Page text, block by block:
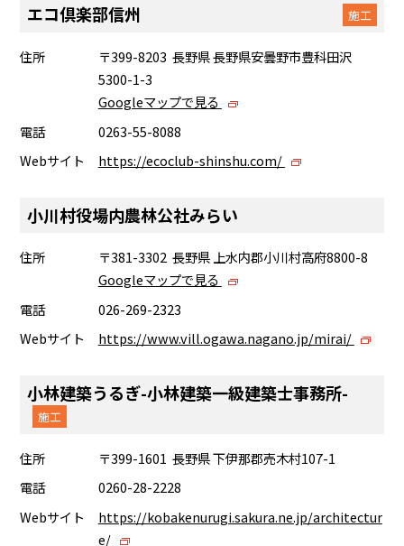
エコ倶楽部信州 施工
住所
〒399-8203 長野県 長野県安曇野市豊科田沢
5300-1-3
Googleマップで見る
電話
0263-55-8088
Webサイト
https://ecoclub-shinshu.com/
小川村役場内農林公社みらい
住所
〒381-3302 長野県 上水内郡小川村高府8800-8
Googleマップで見る
電話
026-269-2323
Webサイト
https://www.vill.ogawa.nagano.jp/mirai/
小林建築うるぎ-小林建築一級建築士事務所-
施工
住所
〒399-1601 長野県 下伊那郡売木村107-1
電話
0260-28-2228
Webサイト
https://kobakenurugi.sakura.ne.jp/architectur
e/